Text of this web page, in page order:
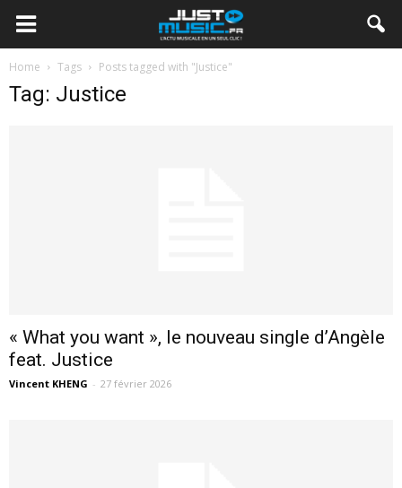
Home Tags Posts tagged with "Justice"
Tag: Justice
« What you want », le nouveau single d’Angèle
feat. Justice
Vincent KHENG - 27 février 2026